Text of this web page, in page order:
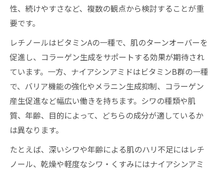
性、続けやすさなど、複数の観点から検討することが重
要です。
レチノールはビタミンAの一種で、肌のターンオーバーを
促進し、コラーゲン生成をサポートする効果が期待され
ています。一方、ナイアシンアミドはビタミンB群の一種
で、バリア機能の強化やメラニン生成抑制、コラーゲン
産生促進など幅広い働きを持ちます。シワの種類や肌
質、年齢、目的によって、どちらの成分が適しているか
は異なります。
たとえば、深いシワや年齢による肌のハリ不足にはレチ
ノール、乾燥や軽度なシワ・くすみにはナイアシンアミ